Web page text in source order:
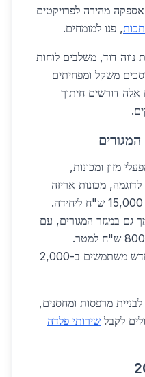
מהירה לפרויקטים
, פנו למומחים.
נווה דוד, משלבים לוחות
משקל ומפחיתים
10%. יישומים אלה דורשים חיתוך
מזון ומכונות,
מכונות אריזה
עשויות מפלדה נירוסטה במחיר 15,000 ש"ח ליחידה.
גם במגזר המגורים, עם
שערים ומעקות מברזל גלווני ב-800 ש"ח למטר.
פרויקטים כמו פארק תעשייה חדש משתמשים ב-2,000
מרפסות ומחסנים,
לקבל שירותי פלדה